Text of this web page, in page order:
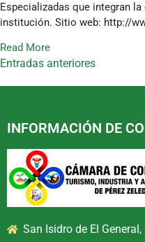
Especializadas que integran
institución. Sitio web: http://
Read More
Entradas anteriores
INFORMACIÓN DE
San Isidro de El